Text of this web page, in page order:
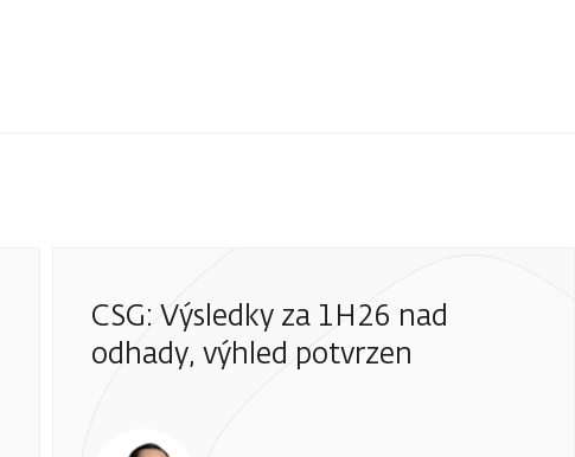
CSG: Výsledky za 1H26 nad
odhady, výhled potvrzen